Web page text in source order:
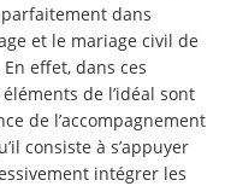
dans
et le mariage civil de
effet, dans ces
de l’idéal sont
de l’accompagnement
consiste à s’appuyer
intégrer les